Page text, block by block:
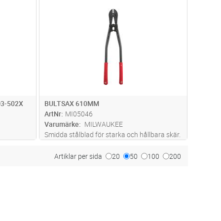
502X
Lägg i kundvagn
BULTSAX 610MM
ArtNr MI05046
Varumärke
MILWAUKEE
Smidda stålblad för starka och hållbara skär.
Justeringsskruv garanterar hög prestanda
Artiklar per sida 20 50 100 200